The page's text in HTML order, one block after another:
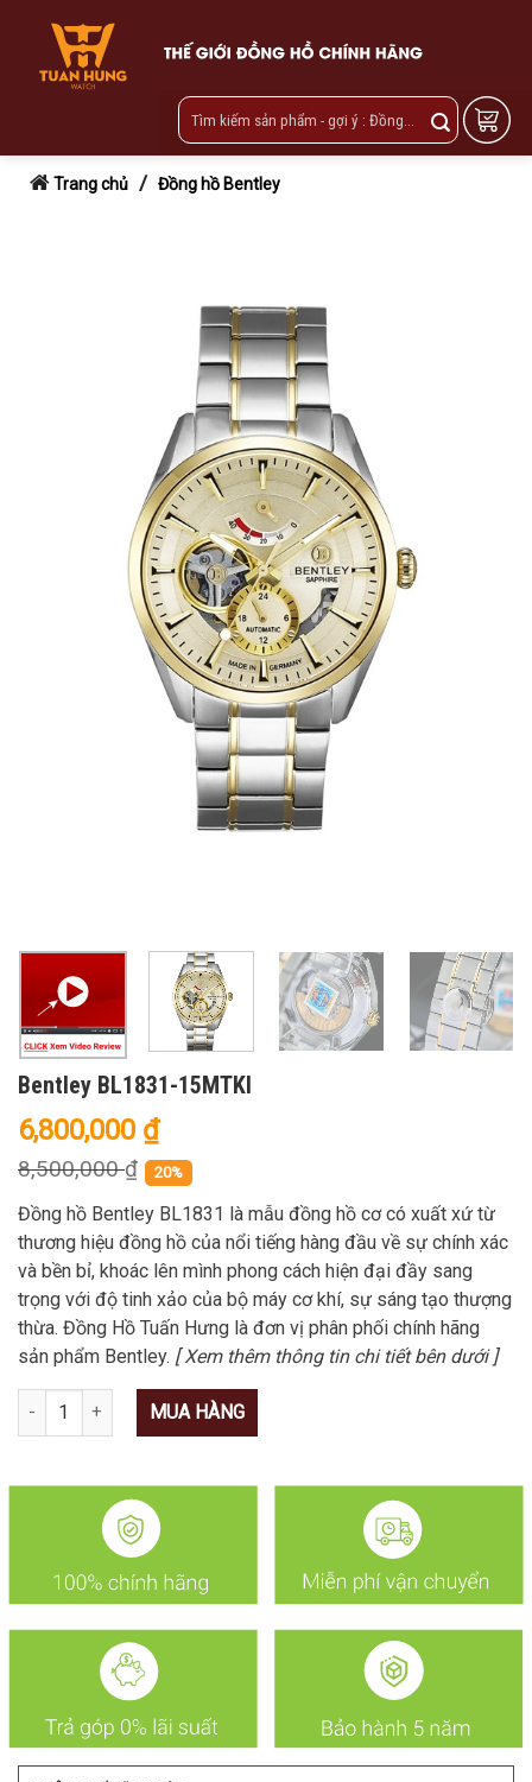
content
Trang chủ / Đồng hồ Bentley
Bentley BL1831-15MTKI
6,800,000 ₫
8,500,000₫ 20%
Đồng hồ Bentley BL1831 là mẫu đồng hồ cơ có xuất xứ từ
thương hiệu đồng hồ của nổi tiếng hàng đầu về sự chính xác
và bền bỉ, khoác lên mình phong cách hiện đại đầy sang
trọng với độ tinh xảo của bộ máy cơ khí, sự sáng tạo thượng
thừa. Đồng Hồ Tuấn Hưng là đơn vị phân phối chính hãng
sản phẩm Bentley. [ Xem thêm thông tin chi tiết bên dưới ]
Số lượng MUA HÀNG